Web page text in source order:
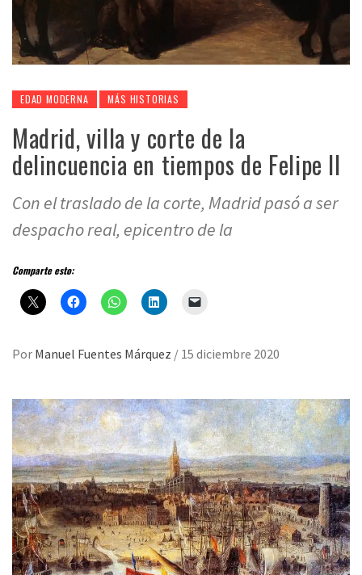
EDAD MODERNA MÁS HISTORIAS
Madrid, villa y corte de la
delincuencia en tiempos de Felipe II
Con el traslado de la corte, Madrid pasó a ser
despacho real, epicentro de la
Comparte esto:
Por Manuel Fuentes Márquez / 15 diciembre 2020